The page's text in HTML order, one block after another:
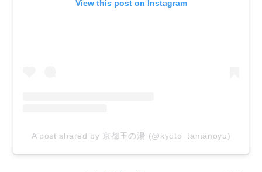
View this post on Instagram
A post shared by 京都玉の湯 (@kyoto_tamanoyu)